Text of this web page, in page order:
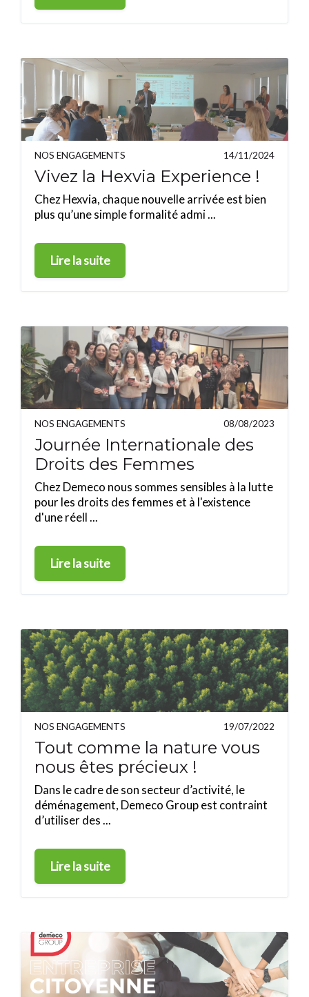
NOS ENGAGEMENTS 14/11/2024
Vivez la Hexvia Experience !
Chez Hexvia, chaque nouvelle arrivée est bien
plus qu’une simple formalité admi ...
Lire la suite
NOS ENGAGEMENTS 08/08/2023
Journée Internationale des
Droits des Femmes
Chez Demeco nous sommes sensibles à la lutte
pour les droits des femmes et à l'existence
d'une réell ...
Lire la suite
NOS ENGAGEMENTS 19/07/2022
Tout comme la nature vous
nous êtes précieux !
Dans le cadre de son secteur d’activité, le
déménagement, Demeco Group est contraint
d’utiliser des ...
Lire la suite